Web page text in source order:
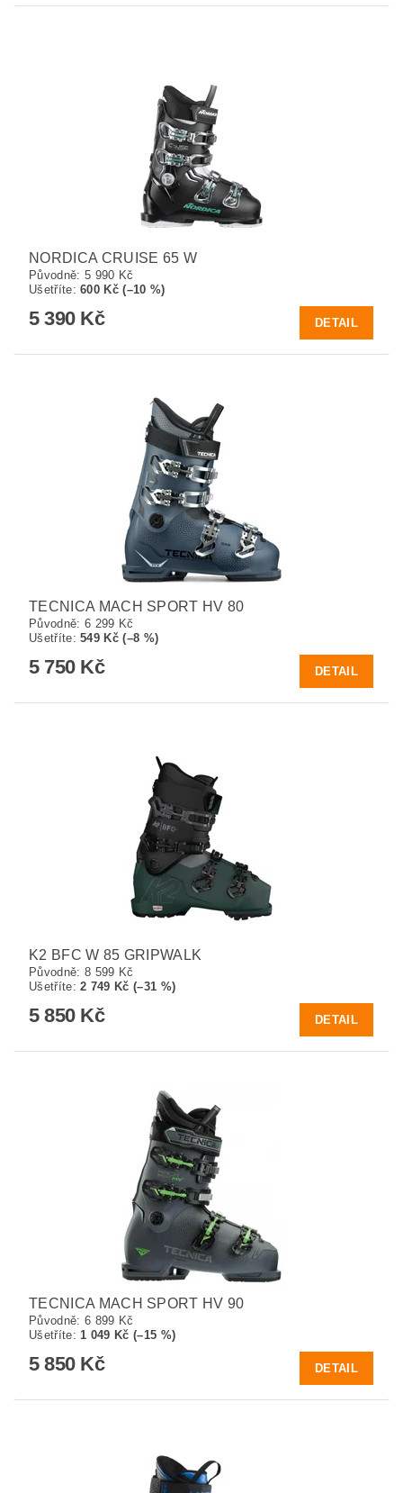
NORDICA CRUISE 65 W
Původně: 5 990 Kč
Ušetříte:600 Kč (–10 %)
5 390 Kč DETAIL
TECNICA MACH SPORT HV 80
Původně: 6 299 Kč
Ušetříte:549 Kč (–8 %)
5 750 Kč DETAIL
K2 BFC W 85 GRIPWALK
Původně: 8 599 Kč
Ušetříte:2 749 Kč (–31 %)
5 850 Kč DETAIL
TECNICA MACH SPORT HV 90
Původně: 6 899 Kč
Ušetříte:1 049 Kč (–15 %)
5 850 Kč DETAIL